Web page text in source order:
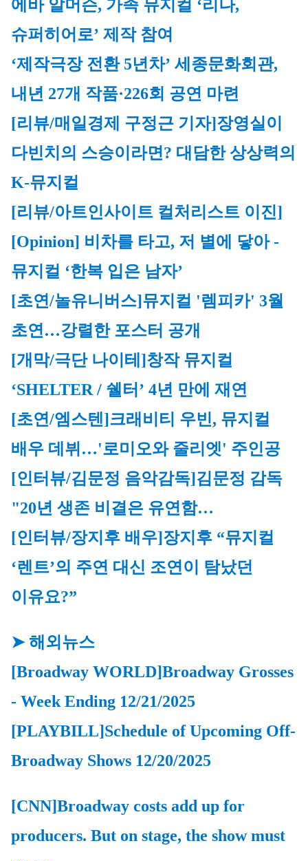
에바 알머슨, 가족 뮤지컬 ‘리나,
슈퍼히어로’ 제작 참여
‘제작극장 전환 5년차’ 세종문화회관,
내년 27개 작품·226회 공연 마련
[리뷰/매일경제 구정근 기자]장영실이
다빈치의 스승이라면? 대담한 상상력의
K-뮤지컬
[리뷰/아트인사이트 컬처리스트 이진]
[Opinion] 비차를 타고, 저 별에 닿아 -
뮤지컬 ‘한복 입은 남자’
[초연/놀유니버스]뮤지컬 '렘피카' 3월
초연…강렬한 포스터 공개
[개막/극단 나이테]창작 뮤지컬
‘SHELTER / 쉘터’ 4년 만에 재연
[초연/엠스텐]크래비티 우빈, 뮤지컬
배우 데뷔…'로미오와 줄리엣' 주인공
[인터뷰/김문정 음악감독]김문정 감독
"20년 생존 비결은 유연함…
[인터뷰/장지후 배우]장지후 “뮤지컬
‘렌트’의 주연 대신 조연이 탐났던
이유요?”
➤ 해외뉴스
[Broadway WORLD]Broadway Grosses
- Week Ending 12/21/2025
[PLAYBILL]Schedule of Upcoming Off-
Broadway Shows 12/20/2025
[CNN]Broadway costs add up for
producers. But on stage, the show must